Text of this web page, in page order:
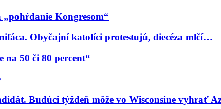
Kongresom“
Obyčajní katolíci protestujú, diecéza mlčí…
50 či 80 percent“
Budúci týždeň môže vo Wisconsine vyhrať